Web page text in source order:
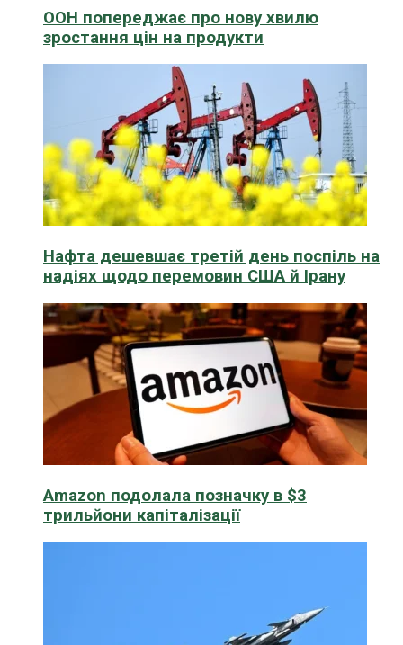
ООН попереджає про нову хвилю
зростання цін на продукти
Нафта дешевшає третій день поспіль на
надіях щодо перемовин США й Ірану
Amazon подолала позначку в $3
трильйони капіталізації